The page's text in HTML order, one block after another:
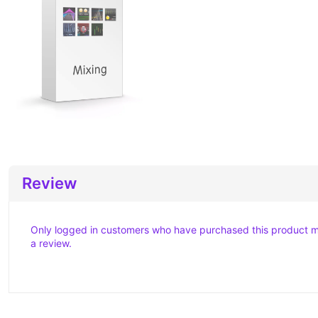
Review
Only logged in customers who have purchased this product
a review.